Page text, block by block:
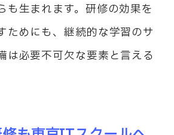
も生まれます。研修の効果を
ためにも、継続的な学習のサ
は必要不可欠な要素と言える